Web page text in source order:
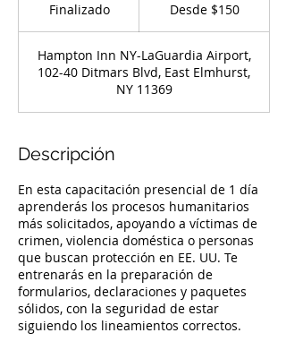
FinalizadoF
a
l
z
o
Desde $150
Hampton Inn NY-LaGuardia Airport,
102-40 Ditmars Blvd, East Elmhurst,
NY 11369
Descripción
En esta capacitación presencial de 1 día
aprenderás los procesos humanitarios
más solicitados, apoyando a víctimas de
crimen, violencia doméstica o personas
que buscan protección en EE. UU. Te
entrenarás en la preparación de
formularios, declaraciones y paquetes
sólidos, con la seguridad de estar
siguiendo los lineamientos correctos.